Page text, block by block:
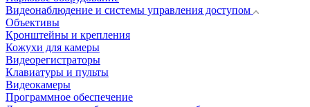
Видеонаблюдение и системы управления доступом
Объективы
Кронштейны и крепления
Кожухи для камеры
Видеорегистраторы
Клавиатуры и пульты
Видеокамеры
Программное обеспечение